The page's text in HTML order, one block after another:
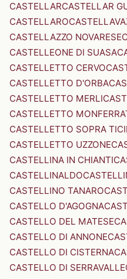
CASTELLARCASTELLAR
CASTELLARO
CASTELLAZZO NOVARESE
CASTELLEONE DI SUASA
CASTELLETTO CERVO
CASTELLETTO D'ORBA
CASTELLETTO MERLI
CASTELLETTO
CASTELLETTO SOPRA
CASTELLETTO UZZONE
CASTELLINA IN CHIANTI
CASTELLINALDO
CASTELLINO TANARO
CASTELLO D'AGOGNA
CASTELLO DEL MATESE
CASTELLO DI ANNONE
CASTELLO DI CISTERNA
CASTELLO DI SERRAVALLE